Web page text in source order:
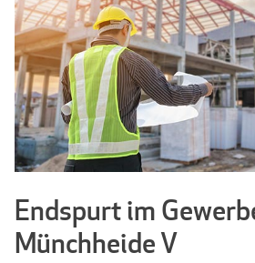
Endspurt im
Münchheide V